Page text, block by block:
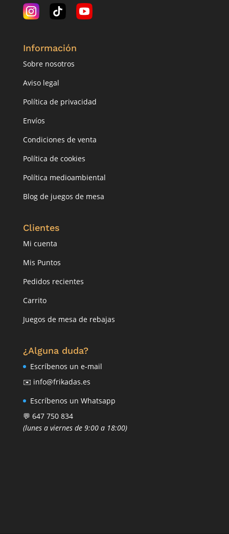
Información
Sobre nosotros
Aviso legal
Política de privacidad
Envíos
Condiciones de venta
Política de cookies
Política medioambiental
Blog de juegos de mesa
Clientes
Mi cuenta
Mis Puntos
Pedidos recientes
Carrito
Juegos de mesa de rebajas
¿Alguna duda?
Escríbenos un e-mail
✉️ info@frikadas.es
Escríbenos un Whatsapp
💬 647 750 834
(lunes a viernes de 9:00 a 18:00)